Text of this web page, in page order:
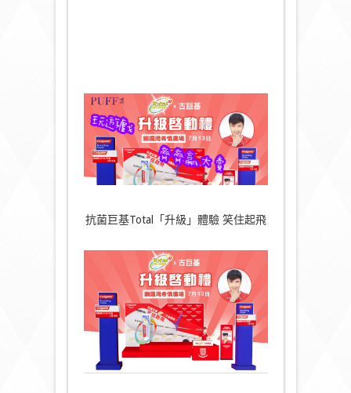
抗菌巨基Total「升級」體驗 笑住起飛